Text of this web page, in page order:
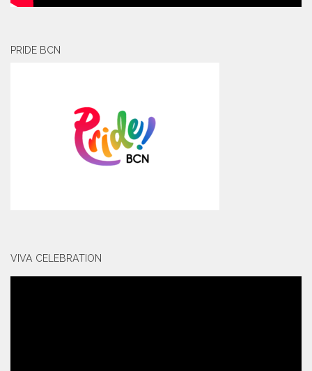
PRIDE BCN
VIVA CELEBRATION